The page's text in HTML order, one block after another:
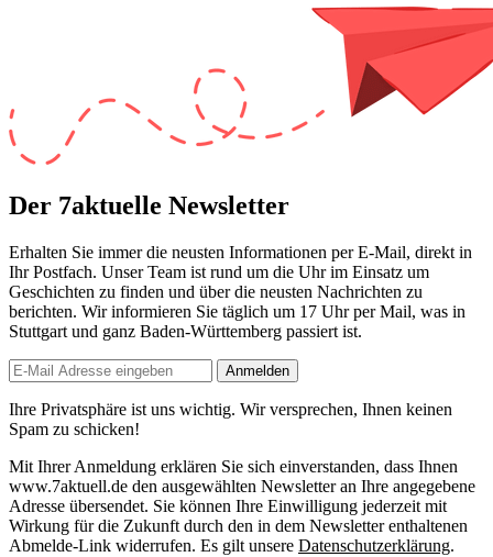
Der 7aktuelle Newsletter
Erhalten Sie immer die neusten Informationen per E-Mail, direkt in
Ihr Postfach. Unser Team ist rund um die Uhrim Einsatz um
Geschichten zu finden und über die neusten Nachrichten zu
berichten. Wir informieren Sie täglich um 17 Uhrper Mail, was in
Stuttgart und ganz Baden-Württemberg passiert ist.
Anmelden
Ihre Privatsphäre ist uns wichtig. Wir versprechen, Ihnen keinen
Spam zu schicken!
Mit Ihrer Anmeldung erklären Sie sich einverstanden, dass Ihnen
www.7aktuell.de den ausgewählten Newsletter an Ihre angegebene
Adresse übersendet. Sie können Ihre Einwilligung jederzeit mit
Wirkung für die Zukunft durch den in dem Newsletter enthaltenen
Abmelde-Link widerrufen. Es gilt unsere Datenschutzerklärung.